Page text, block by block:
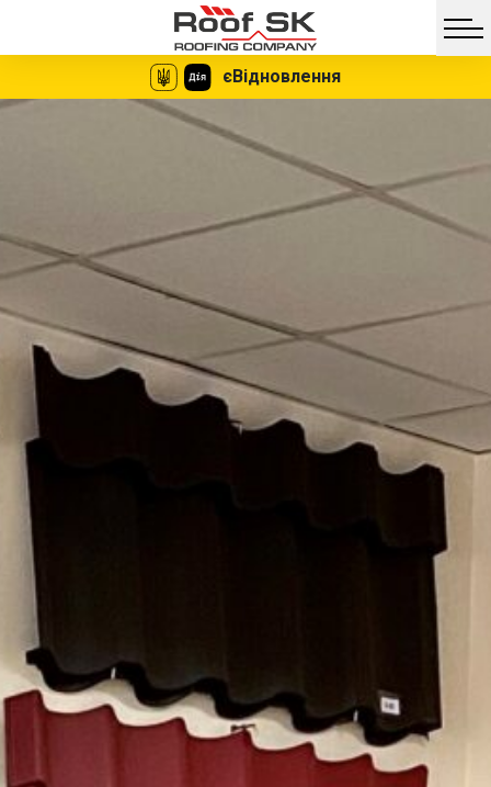
єВідновлення
Facebook